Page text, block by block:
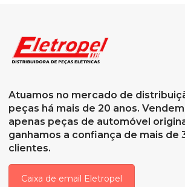
Atuamos no mercado de
peças há mais de 20 anos.
apenas peças de automóvel
ganhamos a confiança de mais de
clientes.
Caixa de email Eletropel